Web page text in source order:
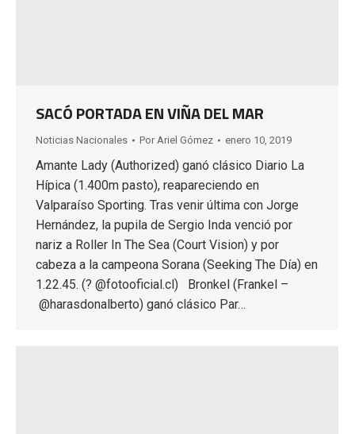
SACÓ PORTADA EN VIÑA DEL MAR
Noticias Nacionales Por Ariel Gómez enero 10, 2019
Amante Lady (Authorized) ganó clásico Diario La
Hípica (1.400m pasto), reapareciendo en
Valparaíso Sporting. Tras venir última con Jorge
Hernández, la pupila de Sergio Inda venció por
nariz a Roller In The Sea (Court Vision) y por
cabeza a la campeona Sorana (Seeking The Día) en
1.22.45. (? @fotooficial.cl) Bronkel (Frankel –
@harasdonalberto) ganó clásico Par…